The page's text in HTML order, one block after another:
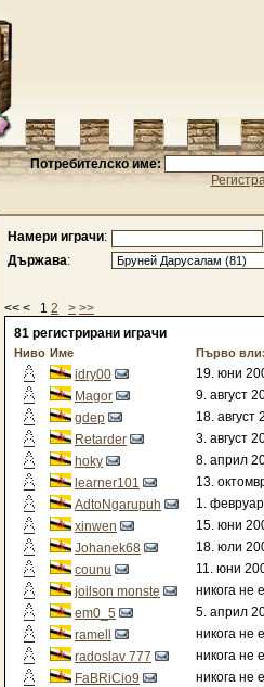
Потребителско име:
Намери играчи:
Държава:
<< < 1 2 > >>
81 регистрирани играчи
Ниво Име Първо
idry00
19. юни
Magor
9. август
gdep
18. август
Retarder
3. август
hoky
8. април
learner101
13.
AdtoNgarupuh
1.
xinwen
15. юни
Johanek68
18. юли
counu
11. юни
joilson monste
никога не
em0_5
5. април
ramell
никога не
radoslav 777
никога не
FaBRiCio9
никога не